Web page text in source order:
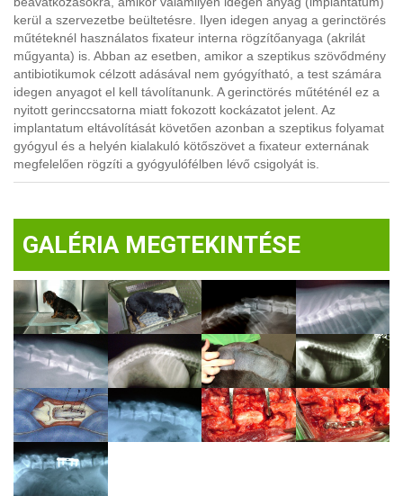
kerül a szervezetbe beültetésre. Ilyen idegen anyag a gerinctörés
műtéteknél használatos fixateur interna rögzítőanyaga (akrilát
műgyanta) is. Abban az esetben, amikor a szeptikus szövődmény
antibiotikumok célzott adásával nem gyógyítható, a test számára
idegen anyagot el kell távolítanunk. A gerinctörés műtéténél ez a
nyitott gerinccsatorna miatt fokozott kockázatot jelent. Az
implantatum eltávolítását követően azonban a szeptikus folyamat
gyógyul és a helyén kialakuló kötőszövet a fixateur externának
megfelelően rögzíti a gyógyulófélben lévő csigolyát is.
GALÉRIA MEGTEKINTÉSE